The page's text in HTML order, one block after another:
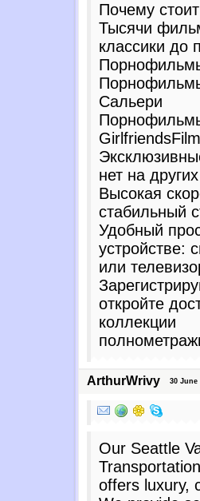
Почему
Тысячи
классики до
Сальери
нет на
Высокая
стабильный
Удобный
устройстве:
или
откройте
коллекции
ArthurWrivy 30 June
Our Seattle
offers luxury,